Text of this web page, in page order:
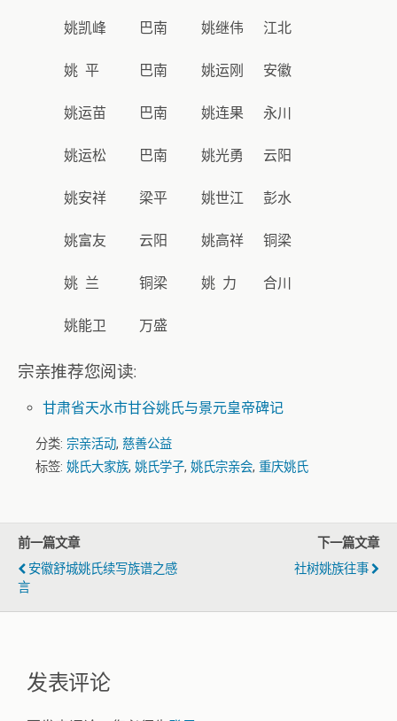
姚凯峰 巴南 姚继伟 江北
姚 平 巴南 姚运刚 安徽
姚运苗 巴南 姚连果 永川
姚运松 巴南 姚光勇 云阳
姚安祥 梁平 姚世江 彭水
姚富友 云阳 姚高祥 铜梁
姚 兰 铜梁 姚 力 合川
姚能卫 万盛
宗亲推荐您阅读:
甘肃省天水市甘谷姚氏与景元皇帝碑记
分类: 宗亲活动, 慈善公益
标签: 姚氏大家族, 姚氏学子, 姚氏宗亲会, 重庆姚氏
前一篇文章
安徽舒城姚氏续写族谱之感
言
下一篇文章
社树姚族往事
发表评论